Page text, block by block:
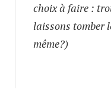
choix à faire :
laissons tomber
même?)